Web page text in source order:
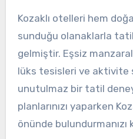
Kozaklı otelleri hem
sunduğu olanaklarla
gelmiştir. Eşsiz
lüks tesisleri ve aktivite
unutulmaz bir tatil
planlarınızı yaparken
önünde